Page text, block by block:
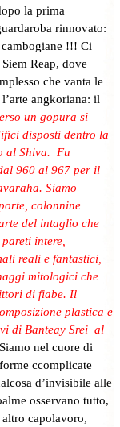
la prima
rinnovato:
!!! Ci
Reap, dove
che vanta le
angkoriana: il
un gopura si
disposti dentro la
al Shiva. Fu
960 al 967 per il
Siamo
colonnine
del intaglio che
intere,
reali e fantastici,
mitologici che
di fiabe. Il
plastica e
di Banteay Srei al
nel cuore di
ccomplicate
d’invisibile alle
osservano tutto,
capolavoro,